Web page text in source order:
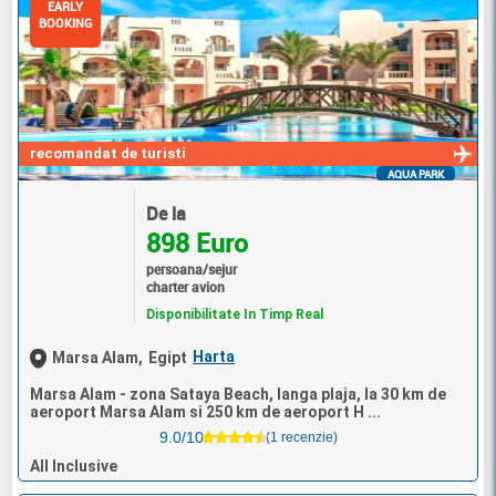
recomandat de turisti
EARLY
BOOKING
AQUA PARK
De la
898 Euro
persoana/sejur
charter avion
Disponibilitate In Timp Real
Marsa Alam, Egipt Harta
Marsa Alam - zona Sataya Beach, langa plaja, la 30 km de
aeroport Marsa Alam si 250 km de aeroport H ...
9.0/10
(1 recenzie)
All Inclusive